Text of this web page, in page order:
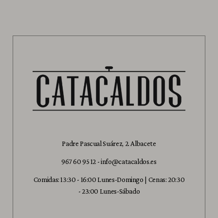
Padre Pascual Suárez, 2. Albacete
967 60 95 12 -info@catacaldos.es
Comidas: 13:30 - 16:00 Lunes-Domingo | Cenas: 20:30
- 23:00 Lunes-Sábado